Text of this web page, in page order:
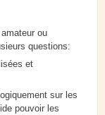
ou
questions:
et
sur les
pouvoir les